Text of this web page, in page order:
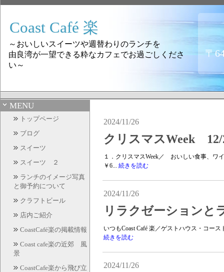
Coast Café 楽
～おいしいスイーツや週替わりのランチを
由良湾が一望できる粋なカフェでお過ごしくださ
い～
〒
MENU
トップページ
ブログ
スイーツ
スイーツ ２
ランチのイメージ写真
と御予約について
クラフトビール
店内ご紹介
CoastCafé楽の掲載情報
Coast cafe楽の近郊 風
景
CoastCafe楽から飛び立
2024/11/26
クリスマスWeek 12/
１．クリスマスWeek／ おいしい食事、
￥6... 続きを読む
2024/11/26
リラクゼーション
いつもCoast Café 楽／ゲストハウス・コー
続きを読む
2024/11/26